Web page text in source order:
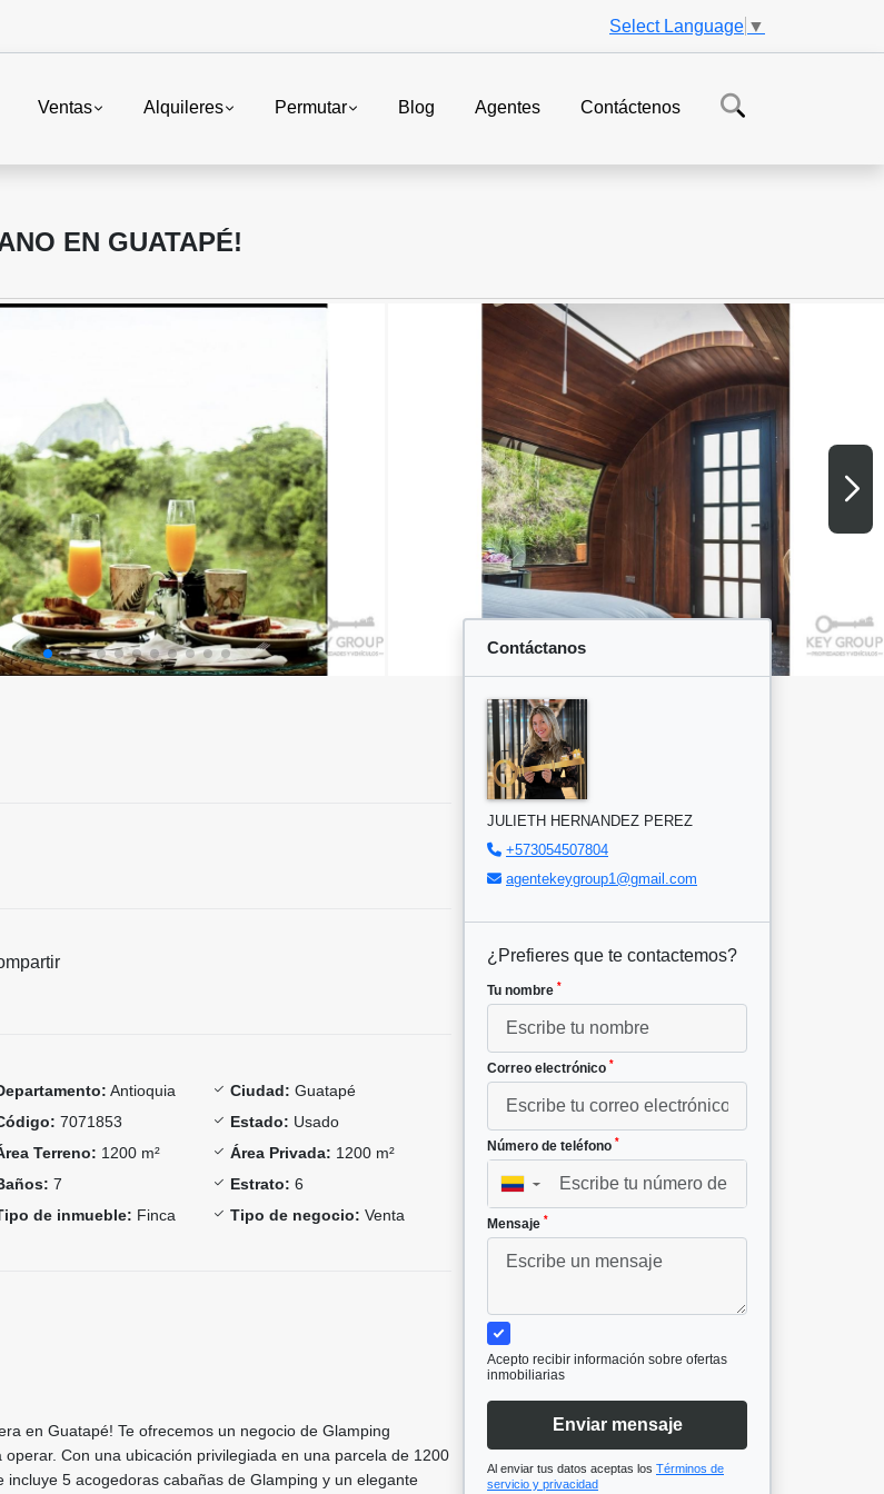
Select Language ▼
Ventas Alquileres Permutar Blog Agentes Contáctenos
EN GUATAPÉ!
Antioquia Ciudad: Guatapé
7071853 Estado: Usado
Terreno: 1200 m² Área Privada: 1200 m²
7 Estrato: 6
de inmueble: Finca Tipo de negocio: Venta
en Guatapé! Te ofrecemos un negocio de Glamping
Con una ubicación privilegiada en una parcela de 1200
incluye 5 acogedoras cabañas de Glamping y un elegante
Contáctanos
JULIETH HERNANDEZ PEREZ
+573054507804
agentekeygroup1@gmail.com
¿Prefieres que te contactemos?
Tu nombre *
Correo electrónico *
Número de teléfono *
▼
Mensaje *
Acepto recibir información sobre ofertas
inmobiliarias
Enviar mensaje
Al enviar tus datos aceptas los Términos de
servicio y privacidad